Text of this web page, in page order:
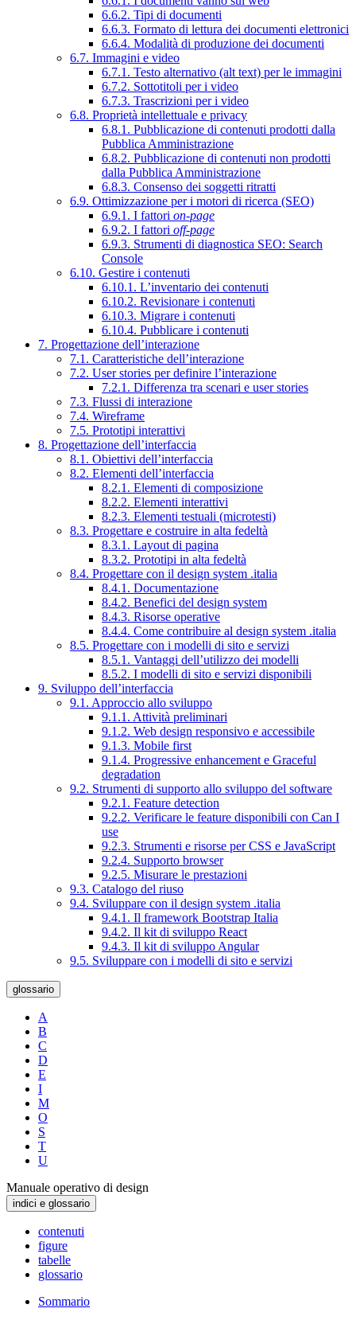
6.6.2. Tipi di documenti
6.6.3. Formato di lettura dei documenti elettronici
6.6.4. Modalità di produzione dei documenti
6.7. Immagini e video
6.7.1. Testo alternativo (alt text) per le immagini
6.7.2. Sottotitoli per i video
6.7.3. Trascrizioni per i video
6.8. Proprietà intellettuale e privacy
6.8.1. Pubblicazione di contenuti prodotti dalla
Pubblica Amministrazione
6.8.2. Pubblicazione di contenuti non prodotti
dalla Pubblica Amministrazione
6.8.3. Consenso dei soggetti ritratti
6.9. Ottimizzazione per i motori di ricerca (SEO)
6.9.1. I fattori on-page
6.9.2. I fattori off-page
6.9.3. Strumenti di diagnostica SEO: Search
Console
6.10. Gestire i contenuti
6.10.1. L’inventario dei contenuti
6.10.2. Revisionare i contenuti
6.10.3. Migrare i contenuti
6.10.4. Pubblicare i contenuti
7. Progettazione dell’interazione
7.1. Caratteristiche dell’interazione
7.2. User stories per definire l’interazione
7.2.1. Differenza tra scenari e user stories
7.3. Flussi di interazione
7.4. Wireframe
7.5. Prototipi interattivi
8. Progettazione dell’interfaccia
8.1. Obiettivi dell’interfaccia
8.2. Elementi dell’interfaccia
8.2.1. Elementi di composizione
8.2.2. Elementi interattivi
8.2.3. Elementi testuali (microtesti)
8.3. Progettare e costruire in alta fedeltà
8.3.1. Layout di pagina
8.3.2. Prototipi in alta fedeltà
8.4. Progettare con il design system .italia
8.4.1. Documentazione
8.4.2. Benefici del design system
8.4.3. Risorse operative
8.4.4. Come contribuire al design system .italia
8.5. Progettare con i modelli di sito e servizi
8.5.1. Vantaggi dell’utilizzo dei modelli
8.5.2. I modelli di sito e servizi disponibili
9. Sviluppo dell’interfaccia
9.1. Approccio allo sviluppo
9.1.1. Attività preliminari
9.1.2. Web design responsivo e accessibile
9.1.3. Mobile first
9.1.4. Progressive enhancement e Graceful
degradation
9.2. Strumenti di supporto allo sviluppo del software
9.2.1. Feature detection
9.2.2. Verificare le feature disponibili con Can I
use
9.2.3. Strumenti e risorse per CSS e JavaScript
9.2.4. Supporto browser
9.2.5. Misurare le prestazioni
9.3. Catalogo del riuso
9.4. Sviluppare con il design system .italia
9.4.1. Il framework Bootstrap Italia
9.4.2. Il kit di sviluppo React
9.4.3. Il kit di sviluppo Angular
9.5. Sviluppare con i modelli di sito e servizi
glossario
A
B
C
D
E
I
M
O
S
T
U
Manuale operativo di design
indici e glossario
contenuti
figure
tabelle
glossario
Sommario